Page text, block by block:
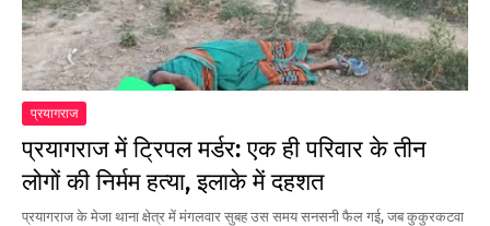
प्रयागराज
प्रयागराज में ट्रिपल मर्डर: एक ही परिवार के तीन
लोगों की निर्मम हत्या, इलाके में दहशत
प्रयागराज के मेजा थाना क्षेत्र में मंगलवार सुबह उस समय सनसनी फैल गई, जब कुकुरकटवा